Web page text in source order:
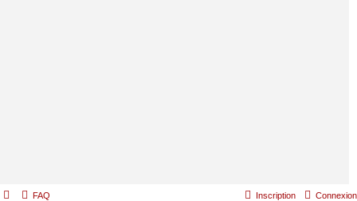
FAQ Connexion
Inscription